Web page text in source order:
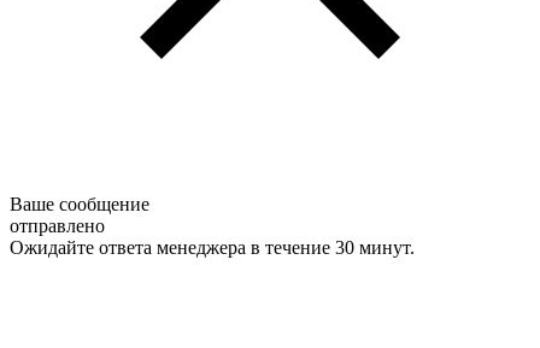
Ваше сообщение
отправлено
Ожидайте ответа менеджера в течение 30 минут.